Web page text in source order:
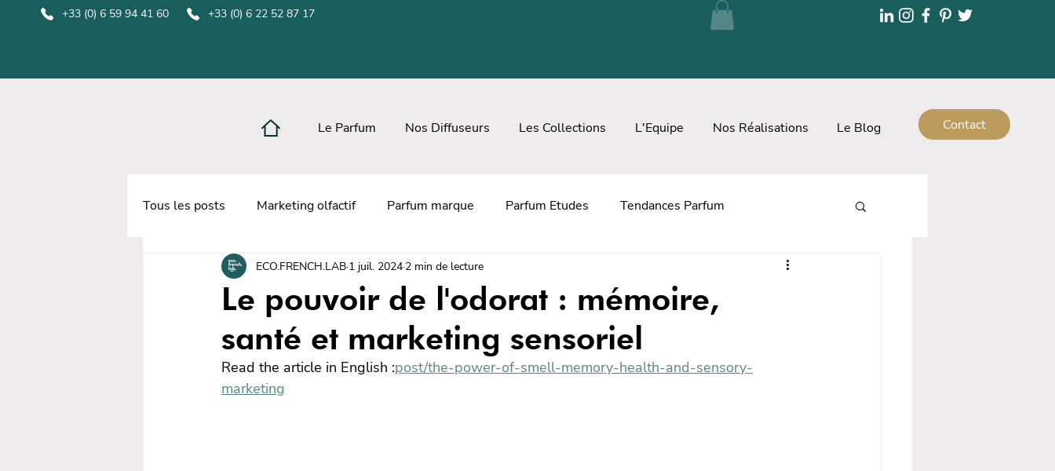
+33 (0) 6 59 94 41 60 +33 (0) 6 22 52 87 17
Le Parfum Nos Diffuseurs Les Collections L'Equipe Nos Réalisations Le Blog Contact
Tous les posts Marketing olfactif Parfum marque Parfum Etudes Tendances Parfum
Parfum sur mesure Diffusion Parfum Bougies parfumées
Diffuseurs de parfum retail Diffuseur de parfum hôtels Idées cadeaux Noël
Le pouvoir de l'odorat : mémoire,
santé et marketing sensoriel
ECO.FRENCH.LAB 1 juil. 2024 2 min de lecture
Read the article in English :post/the-power-of-smell-memory-health-and-sensory-
marketing